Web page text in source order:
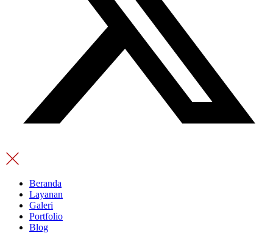
Beranda
Layanan
Galeri
Portfolio
Blog